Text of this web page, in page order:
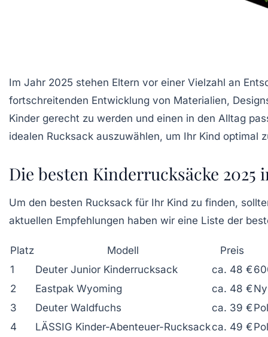
Im Jahr 2025 stehen Eltern vor einer Vielzahl an
fortschreitenden Entwicklung von Materialien,
Kinder gerecht zu werden und einen in den Alltag
idealen Rucksack auszuwählen, um Ihr Kind optimal
Die besten Kinderrucksäcke 2025
Um den besten Rucksack für Ihr Kind zu finden,
aktuellen Empfehlungen haben wir eine Liste der
Platz Modell
Preis
1
Deuter Junior Kinderrucksack ca. 48 €
2
Eastpak Wyoming ca. 48 €
3
Deuter Waldfuchs ca. 39 €
4
LÄSSIG Kinder-Abenteuer-Rucksackca. 49 €